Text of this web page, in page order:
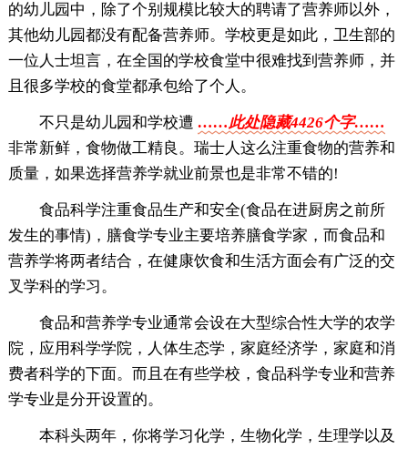
的幼儿园中，除了个别规模比较大的聘请了营养师以外，
其他幼儿园都没有配备营养师。学校更是如此，卫生部的
一位人士坦言，在全国的学校食堂中很难找到营养师，并
且很多学校的食堂都承包给了个人。
不只是幼儿园和学校遭 ……此处隐藏4426个字……
非常新鲜，食物做工精良。瑞士人这么注重食物的营养和
质量，如果选择营养学就业前景也是非常不错的!
食品科学注重食品生产和安全(食品在进厨房之前所
发生的事情)，膳食学专业主要培养膳食学家，而食品和
营养学将两者结合，在健康饮食和生活方面会有广泛的交
叉学科的学习。
食品和营养学专业通常会设在大型综合性大学的农学
院，应用科学学院，人体生态学，家庭经济学，家庭和消
费者科学的下面。而且在有些学校，食品科学专业和营养
学专业是分开设置的。
本科头两年，你将学习化学，生物化学，生理学以及